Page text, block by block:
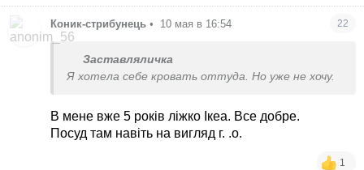
Коник-стрибунець • 10 мая в 16:54 22
Заставляличка
Я хотела себе кровать оттуда. Но уже не хочу.
В мене вже 5 років ліжко Ікеа. Все добре.
Посуд там навіть на вигляд г. .о.
1